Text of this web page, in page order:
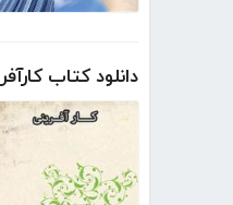
دانلود کتاب